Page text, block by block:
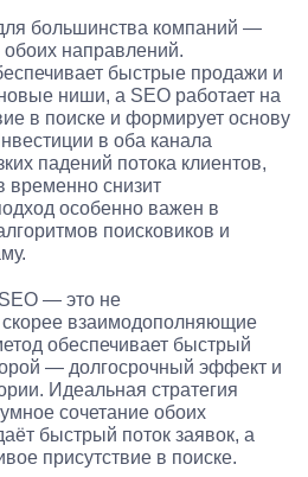
большинства компаний —
направлений.
быстрые продажи и
ниши, а SEO работает на
в поиске и формирует основу
в оба канала
падений потока клиентов,
временно снизит
особенно важен в
поисковиков и
— это не
взаимодополняющие
обеспечивает быстрый
— долгосрочный эффект и
Идеальная стратегия
сочетание обоих
быстрый поток заявок, а
присутствие в поиске.